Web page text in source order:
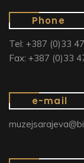
Phone
Tel: +387 (0)33
Fax: +387 (0)33
e-mail